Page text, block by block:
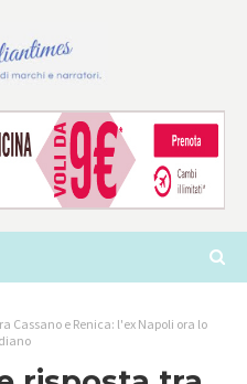
Cassano e Renica: l'ex Napoli ora lo